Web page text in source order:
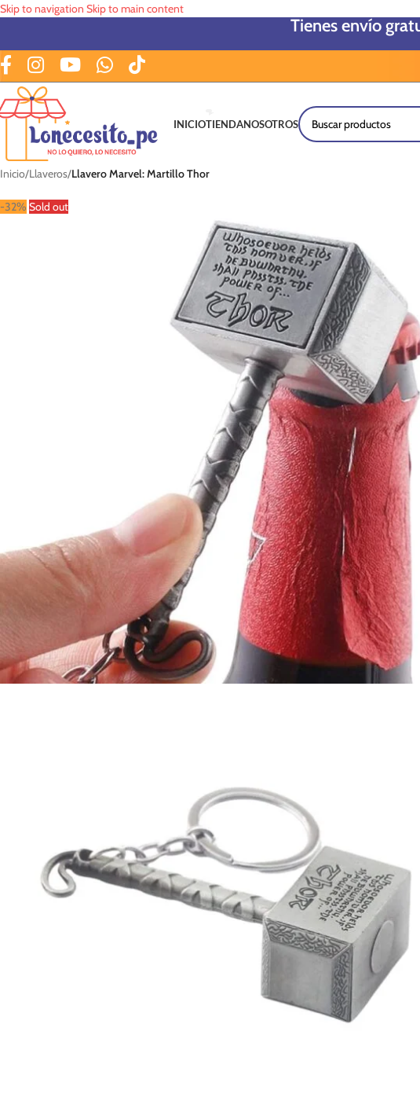
Skip to navigation Skip to main content
Tienes envío
INICIOTIENDANOSOTROS
Inicio/Llaveros/Llavero Marvel: Martillo Thor
-32% Sold out